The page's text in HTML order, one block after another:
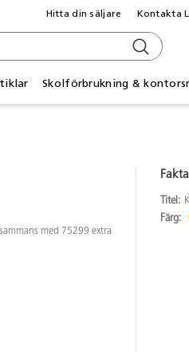
Skolförbrukning &
Hitta din säljare Kontakta
med 75299 extra
Fakta
Titel:
Färg: